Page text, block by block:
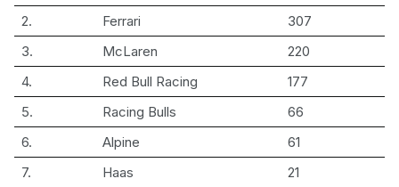
2.
Ferrari
307
3.
McLaren
220
4.
Red Bull Racing
177
5.
Racing Bulls
66
6.
Alpine
61
7.
Haas 21